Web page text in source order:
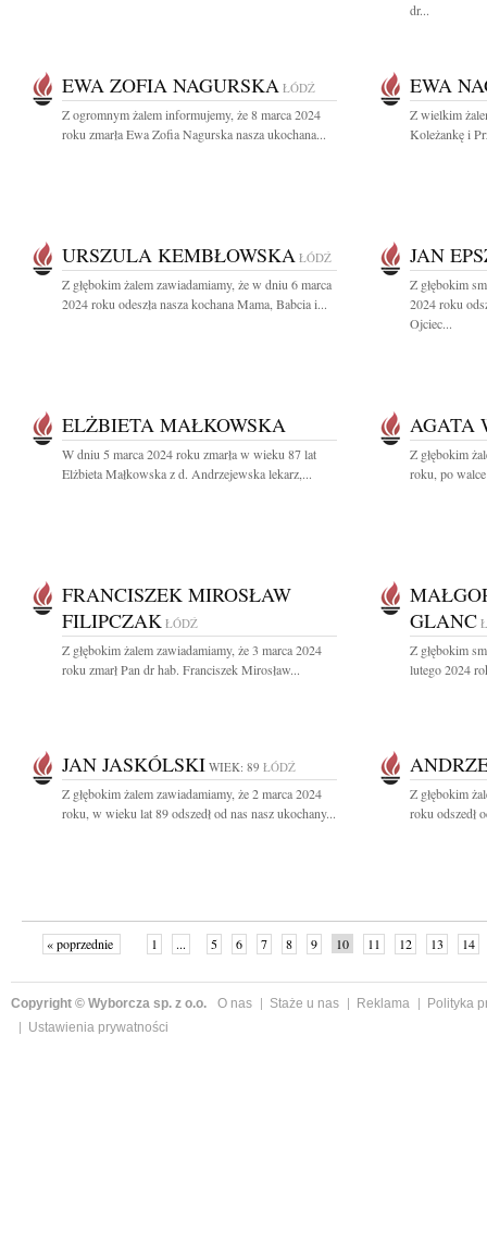
dr...
EWA ZOFIA NAGURSKA ŁÓDŹ
Z ogromnym żalem informujemy, że 8 marca 2024
roku zmarła Ewa Zofia Nagurska nasza ukochana...
EWA
Z wielkim
Koleżankę i
URSZULA KEMBŁOWSKA ŁÓDŹ
Z głębokim żalem zawiadamiamy, że w dniu 6 marca
2024 roku odeszła nasza kochana Mama, Babcia i...
JAN
Z głębokim
2024 roku
Ojciec...
ELŻBIETA MAŁKOWSKA
W dniu 5 marca 2024 roku zmarła w wieku 87 lat
Elżbieta Małkowska z d. Andrzejewska lekarz,...
AGATA
Z głębokim
roku, po walce
FRANCISZEK MIROSŁAW
FILIPCZAK ŁÓDŹ
Z głębokim żalem zawiadamiamy, że 3 marca 2024
roku zmarł Pan dr hab. Franciszek Mirosław...
GLANC
Z głębokim
lutego 2024
JAN JASKÓLSKI WIEK: 89 ŁÓDŹ
Z głębokim żalem zawiadamiamy, że 2 marca 2024
roku, w wieku lat 89 odszedł od nas nasz ukochany...
Z głębokim
roku odszedł
« poprzednie 1 ... 5 6 7 8 9 10 11 12 13 14
Copyright © Wyborcza sp. z o.o. O nas Staże u nas Reklama
Polityka
Ustawienia prywatności